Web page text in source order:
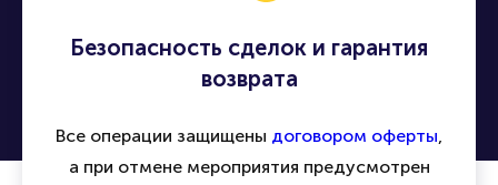
Безопасность сделок и гарантия
возврата
Все операции защищены договором оферты,
а при отмене мероприятия предусмотрен